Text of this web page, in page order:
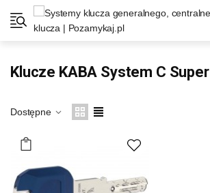
Klucze KABA System C Super
Dostępne